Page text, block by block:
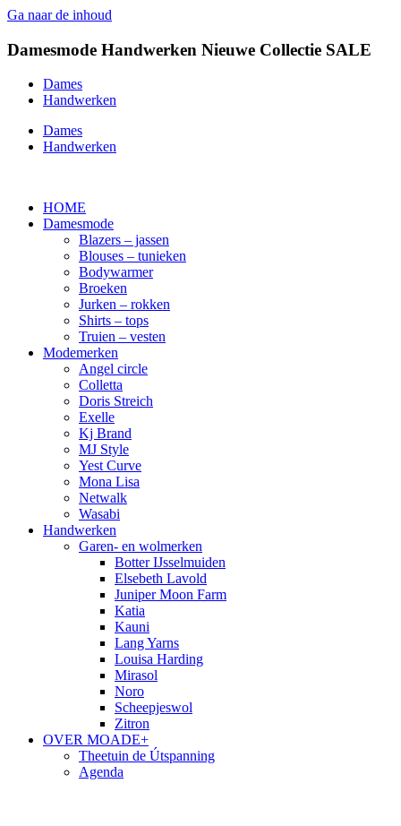
Ga naar de inhoud
Damesmode Handwerken Nieuwe Collectie SALE
Dames
Handwerken
Dames
Handwerken
HOME
Damesmode
Blazers – jassen
Blouses – tunieken
Bodywarmer
Broeken
Jurken – rokken
Shirts – tops
Truien – vesten
Modemerken
Angel circle
Colletta
Doris Streich
Exelle
Kj Brand
MJ Style
Yest Curve
Mona Lisa
Netwalk
Wasabi
Handwerken
Garen- en wolmerken
Botter IJsselmuiden
Elsebeth Lavold
Juniper Moon Farm
Katia
Kauni
Lang Yarns
Louisa Harding
Mirasol
Noro
Scheepjeswol
Zitron
OVER MOADE+
Theetuin de Útspanning
Agenda